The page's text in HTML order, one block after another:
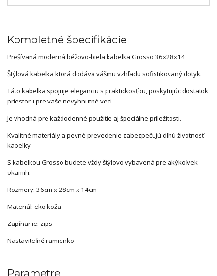
Kompletné špecifikácie
Prešívaná moderná béžovo-biela kabelka Grosso 36x28x14
Štýlová kabelka ktorá dodáva vášmu vzhľadu sofistikovaný dotyk.
Táto kabelka spojuje eleganciu s praktickosťou, poskytujúc dostatok
priestoru pre vaše nevyhnutné veci.
Je vhodná pre každodenné použitie aj špeciálne príležitosti.
Kvalitné materiály a pevné prevedenie zabezpečujú dlhú životnosť
kabelky.
S kabelkou Grosso budete vždy štýlovo vybavená pre akýkoľvek
okamih.
Rozmery: 36cm x 28cm x 14cm
Materiál: eko koža
Zapínanie: zips
Nastaviteľné ramienko
Parametre